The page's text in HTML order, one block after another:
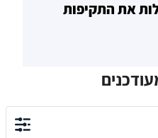
את התקיפות